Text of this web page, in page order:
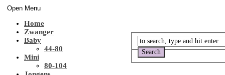
Open Menu
Home
Zwanger
Baby
44-80
Mini
80-104